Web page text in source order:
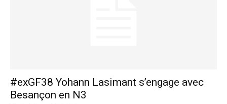
#exGF38 Yohann Lasimant s’engage avec
Besançon en N3